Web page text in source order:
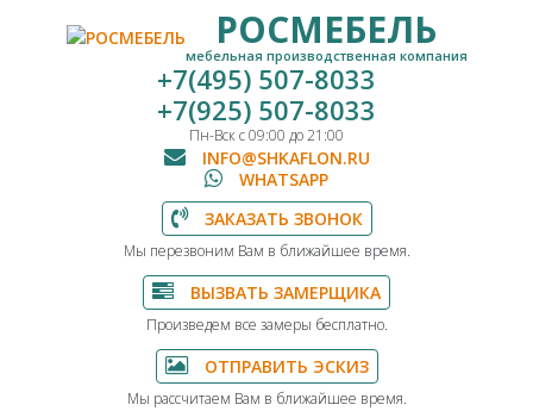
РОСМЕБЕЛЬ
мебельная производственная компания
+7(495) 507-8033
+7(925) 507-8033
Пн-Вск с 09:00 до 21:00
INFO@SHKAFLON.RU
WHATSAPP
ЗАКАЗАТЬ ЗВОНОК
Мы перезвоним Вам в ближайшее время.
ВЫЗВАТЬ ЗАМЕРЩИКА
Произведем все замеры бесплатно.
ОТПРАВИТЬ ЭСКИЗ
Мы рассчитаем Вам в ближайшее время.